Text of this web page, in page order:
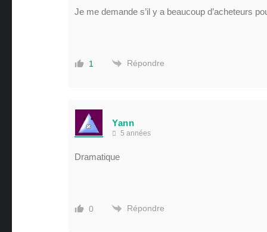
Je me demande s’il y a beaucoup d’acheteurs
1 Répondre
Yann
5 années
Dramatique
0 Répondre